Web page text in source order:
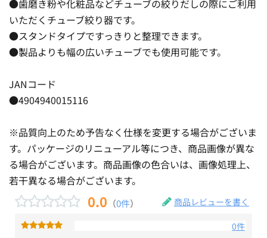
●歯磨き粉や化粧品などチューブの絞りだしの際にご利用
いただくチューブ絞り器です。
●スタンドタイプですっきりと整理できます。
●製品よりも幅の広いチューブでも使用可能です。
JANコード
●4904940015116
※品質向上のため予告なく仕様を変更する場合がございま
す。パッケージのリニューアル等につき、商品画像が異な
る場合がございます。商品画像の色合いは、画像処理上、
若干異なる場合がございます。
0.0 （0件） 商品レビューを書く
0件